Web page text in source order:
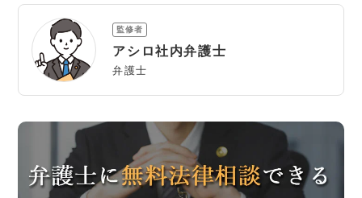
刑事事件
債務整理
離婚問題
交通事故
AI Search Premium
掲載をご検討の弁護士の方へ
監修者
アシロ社内弁護士
弁護士